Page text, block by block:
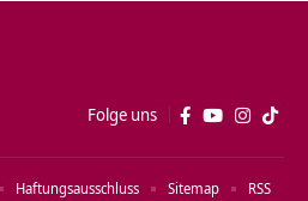
Folge uns
Haftungsausschluss Sitemap RSS